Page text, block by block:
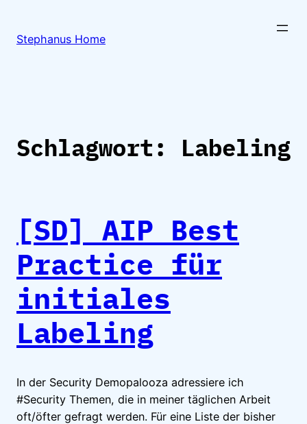
springen
Stephanus Home
Schlagwort: Labeling
[SD] AIP Best
Practice für
initiales
Labeling
In der Security Demopalooza adressiere ich
#Security Themen, die in meiner täglichen Arbeit
oft/öfter gefragt werden. Für eine Liste der bisher